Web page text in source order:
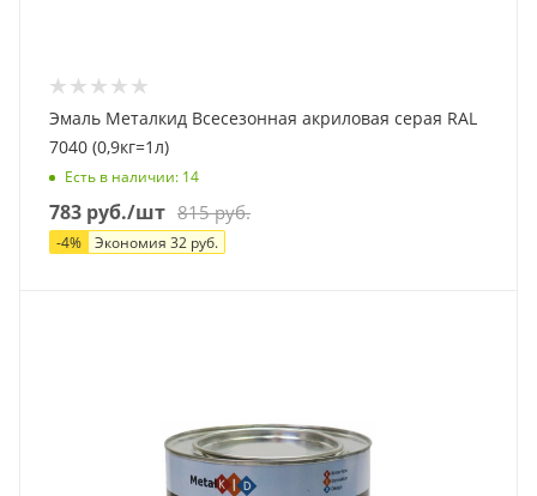
Эмаль Металкид Всесезонная акриловая серая RAL
7040 (0,9кг=1л)
Есть в наличии: 14
783 руб./шт 815руб.
-4% Экономия 32 руб.